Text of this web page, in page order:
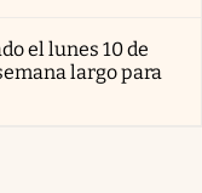
el lunes 10 de
largo para